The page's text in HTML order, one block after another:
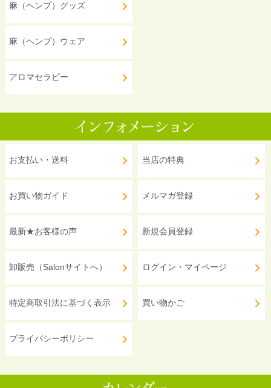
麻（ヘンプ）グッズ
麻（ヘンプ）ウェア
アロマセラピー
お支払い・送料
お買い物ガイド
最新★お客様の声
卸販売（Salonサイトへ）
特定商取引法に基づく表示
プライバシーポリシー
当店の特典
メルマガ登録
新規会員登録
ログイン・マイページ
買い物かご